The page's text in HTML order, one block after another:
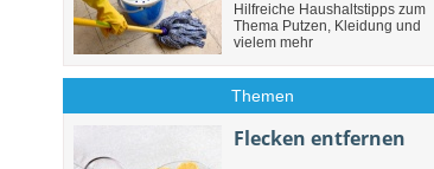
Hilfreiche Haushaltstipps zum
Thema Putzen, Kleidung und
vielem mehr
Themen
Flecken entfernen